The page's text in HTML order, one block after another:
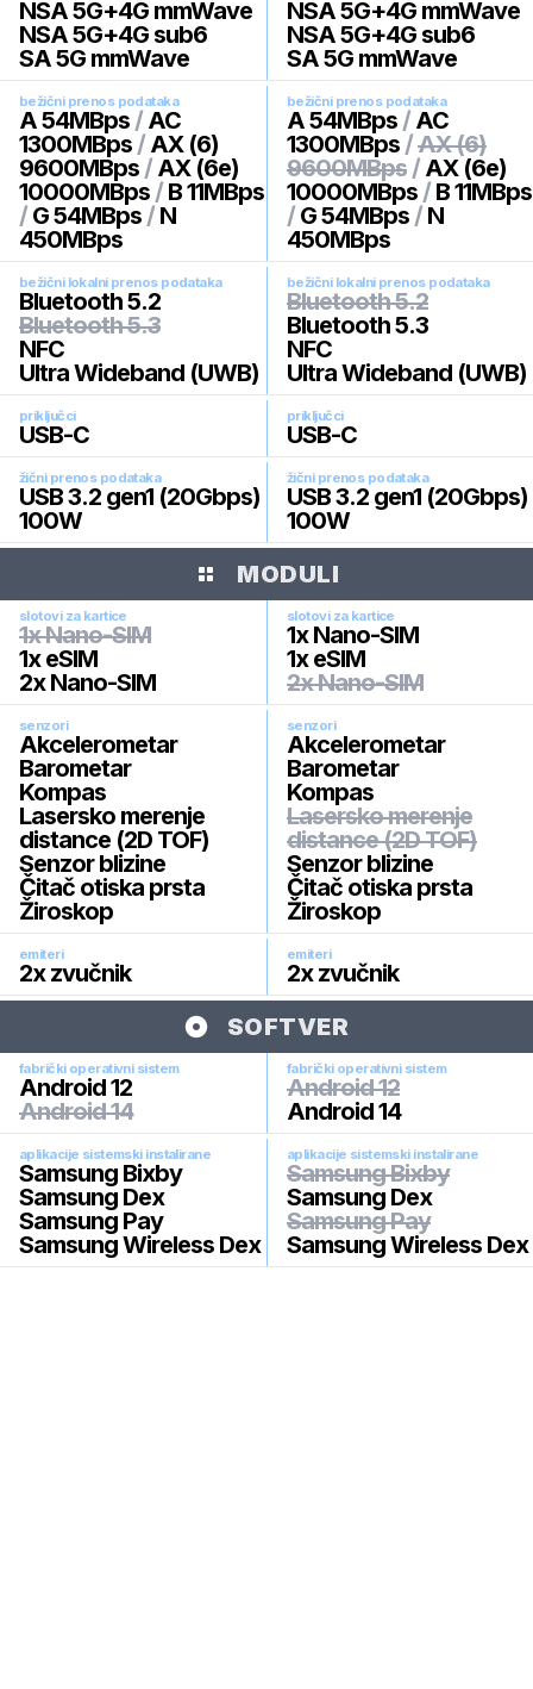
NSA 5G+4G mmWave
NSA 5G+4G sub6
SA 5G mmWave
NSA 5G+4G mmWave
NSA 5G+4G sub6
SA 5G mmWave
bežični prenos podataka
A 54MBps / AC
1300MBps / AX (6)
9600MBps / AX (6e)
10000MBps / B 11MBps
/ G 54MBps / N
450MBps
bežični prenos podataka
A 54MBps / AC
1300MBps /AX (6)
9600MBps / AX (6e)
10000MBps / B 11MBps
/ G 54MBps / N
450MBps
bežični lokalni prenos podataka
Bluetooth 5.2
Bluetooth 5.3
NFC
Ultra Wideband (UWB)
bežični lokalni prenos podataka
Bluetooth 5.2
Bluetooth 5.3
NFC
Ultra Wideband (UWB)
priključci
USB-C
priključci
USB-C
žični prenos podataka
USB 3.2 gen1 (20Gbps)
100W
žični prenos podataka
USB 3.2 gen1 (20Gbps)
100W
MODULI
slotovi za kartice
1x Nano-SIM
1x eSIM
2x Nano-SIM
slotovi za kartice
1x Nano-SIM
1x eSIM
2x Nano-SIM
senzori
Akcelerometar
Barometar
Kompas
Lasersko merenje
distance (2D TOF)
Senzor blizine
Čitač otiska prsta
Žiroskop
senzori
Akcelerometar
Barometar
Kompas
Lasersko merenje
distance (2D TOF)
Senzor blizine
Čitač otiska prsta
Žiroskop
emiteri
2x zvučnik
emiteri
2x zvučnik
SOFTVER
fabrički operativni sistem
Android 12
Android 14
fabrički operativni sistem
Android 12
Android 14
aplikacije sistemski instalirane
Samsung Bixby
Samsung Dex
Samsung Pay
Samsung Wireless Dex
aplikacije sistemski instalirane
Samsung Bixby
Samsung Dex
Samsung Pay
Samsung Wireless Dex